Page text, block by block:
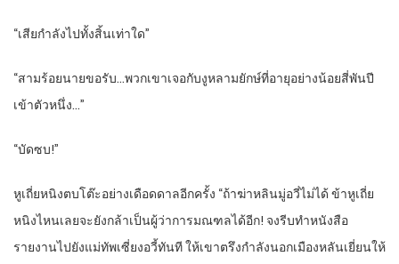
“เสียกำลังไปทั้งสิ้นเท่าใด”
“สามร้อยนายขอรับ…พวกเขาเจอกับงูหลามยักษ์ที่อายุอย่างน้อยสี่พันปี
เข้าตัวหนึ่ง…”
“บัดซบ!”
หูเถี่ยหนิงตบโต๊ะอย่างเดือดดาลอีกครั้ง “ถ้าฆ่าหลินมู่อวี่ไม่ได้ ข้าหูเถี่ย
หนิงไหนเลยจะยังกล้าเป็นผู้ว่าการมณฑลได้อีก! จงรีบทำหนังสือ
รายงานไปยังแม่ทัพเซี่ยงอวี้ทันที ให้เขาตรึงกำลังนอกเมืองหลันเยี่ยนให้